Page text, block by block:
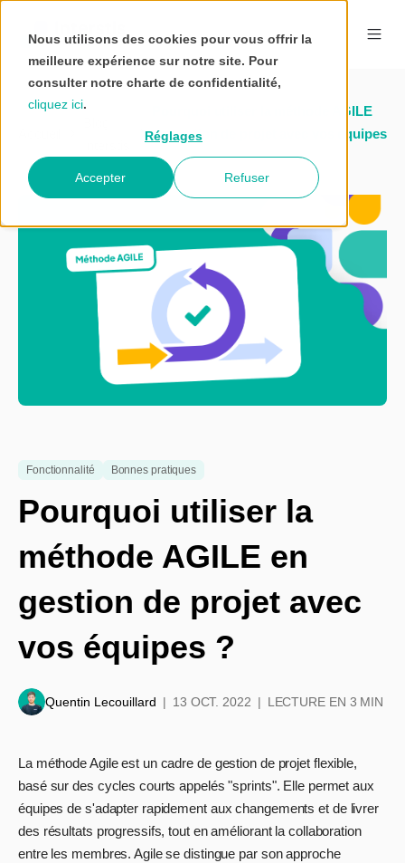
Nous utilisons des cookies pour vous offrir la
meilleure expérience sur notre site. Pour
consulter notre charte de confidentialité,
cliquez ici.
Réglages
Accepter Refuser
Pourquoi utiliser la méthode AGILE
en gestion de projet avec vos équipes
?
Fonctionnalité Bonnes pratiques
Pourquoi utiliser la
méthode AGILE en
gestion de projet avec
vos équipes ?
Quentin Lecouillard 13 OCT. 2022 LECTURE EN 3 MIN
La méthode Agile est un cadre de gestion de projet flexible,
basé sur des cycles courts appelés "sprints". Elle permet aux
équipes de s'adapter rapidement aux changements et de livrer
des résultats progressifs, tout en améliorant la collaboration
entre les membres. Agile se distingue par son approche